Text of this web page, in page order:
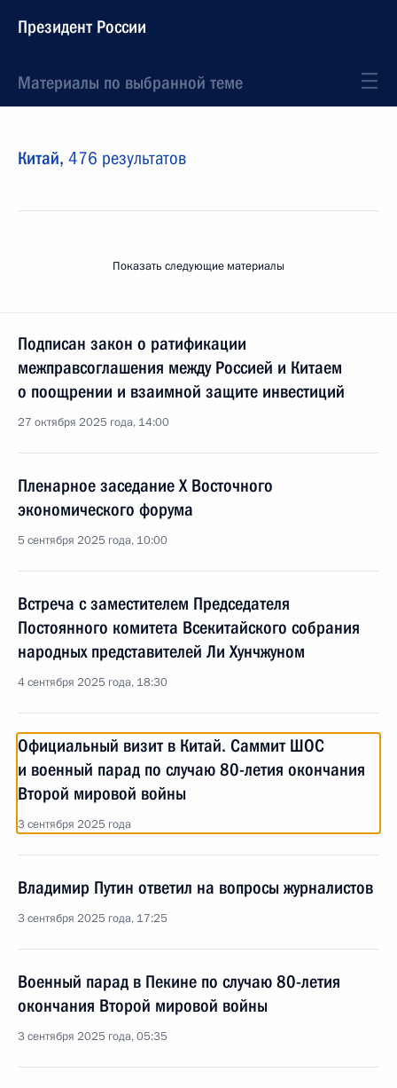
Президент России
Материалы по выбранной теме
Китай, 476 результатов
Показать следующие материалы
Подписан закон о ратификации
межправсоглашения между Россией и Китаем
о поощрении и взаимной защите инвестиций
27 октября 2025 года, 14:00
Пленарное заседание X Восточного
экономического форума
5 сентября 2025 года, 10:00
Встреча с заместителем Председателя
Постоянного комитета Всекитайского собрания
народных представителей Ли Хунчжуном
4 сентября 2025 года, 18:30
Официальный визит в Китай. Саммит ШОС
и военный парад по случаю 80-летия окончания
Второй мировой войны
3 сентября 2025 года
Владимир Путин ответил на вопросы журналистов
3 сентября 2025 года, 17:25
Военный парад в Пекине по случаю 80-летия
окончания Второй мировой войны
3 сентября 2025 года, 05:35